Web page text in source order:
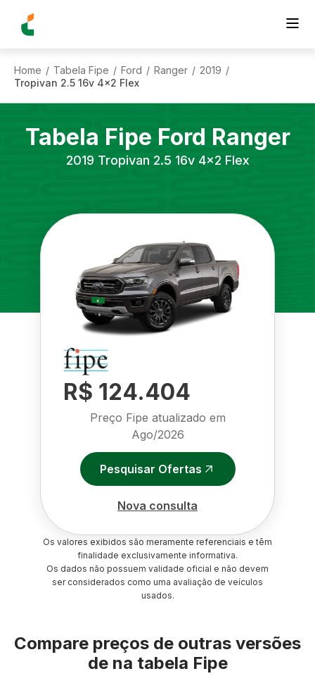
Home / Tabela Fipe / Ford / Ranger / 2019 /
Tropivan 2.5 16v 4x2 Flex
Tabela Fipe Ford Ranger
2019 Tropivan 2.5 16v 4x2 Flex
R$ 124.404
Preço Fipe atualizado em
Ago/2026
Pesquisar Ofertas
Nova consulta
Os valores exibidos são meramente referenciais e têm
finalidade exclusivamente informativa.
Os dados não possuem validade oficial e não devem
ser considerados como uma avaliação de veículos
usados.
Compare preços de outras versões
de na tabela Fipe